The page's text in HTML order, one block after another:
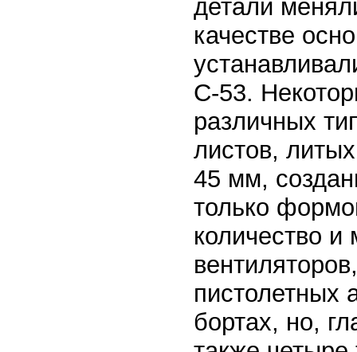
детали
качестве
С-53.
различных
листов,
45 мм,
только
количество и
пистолетных
бортах, но,